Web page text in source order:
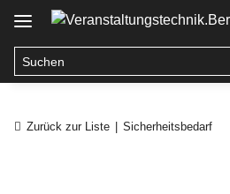
Zurück zur Liste Sicherheitsbedarf